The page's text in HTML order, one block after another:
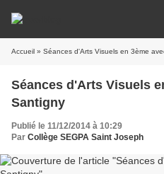
Accueil » Séances d'Arts Visuels en 3ème
Séances d'Arts Visuels
Santigny
Publié le 11/12/2014 à 10:29
Par Collège SEGPA Saint Joseph